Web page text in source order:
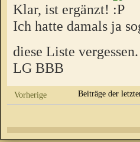
Klar, ist ergänzt!
Ich hatte damals ja
diese Liste
LG BBB
Vorherige Beiträge der